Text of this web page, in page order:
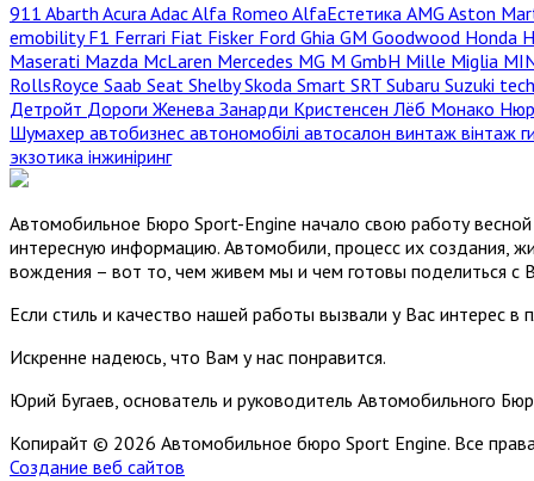
911 Abarth AcuraAdacAlfa Romeo AlfaЕстетика AMG Aston
emobilityF1 Ferrari Fiat Fisker Ford Ghia GM Goodwood Honda
Maserati Mazda McLaren Mercedes MG M GmbH Mille Miglia
RollsRoyce Saab Seat ShelbySkoda Smart SRT Subaru Suzuki
Детройт Дороги Женева Занарди Кристенсен Лёб Монако
Шумахер автобизнес автономобілі автосалон винтаж вінтаж
экзотика інжиніринг
Автомобильное Бюро Sport-Engine начало свою работу
интересную информацию. Автомобили, процесс их создания,
вождения – вот то, чем живем мы и чем готовы поделиться с
Если стиль и качество нашей работы вызвали у Вас интерес в
Искренне надеюсь, что Вам у нас понравится.
Юрий Бугаев, основатель и руководитель Автомобильного
Копирайт © 2026 Автомобильное бюро Sport Engine. Все
Создание веб сайтов